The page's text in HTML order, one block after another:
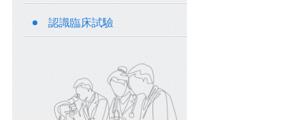
認識臨床試驗